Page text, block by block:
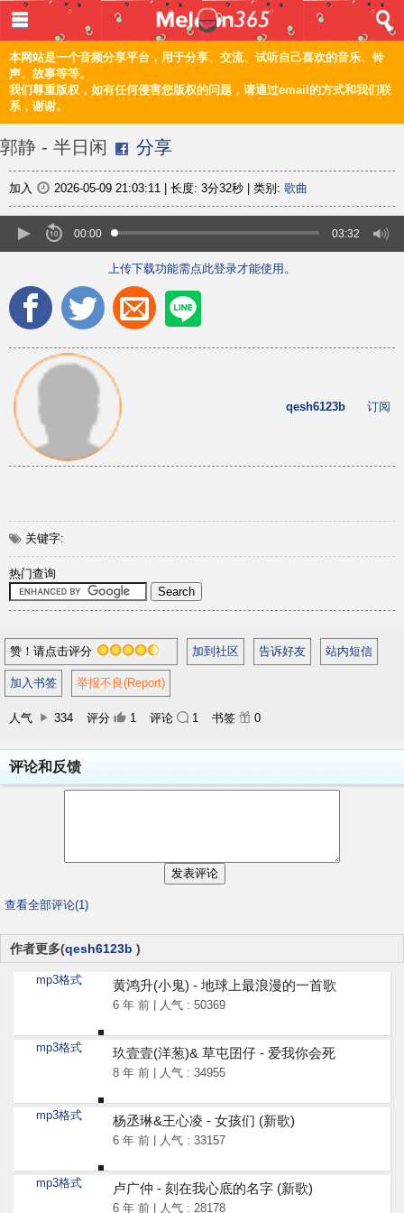
本网站是一个音频分享平台，用于分享、交流、试听自己喜欢的音乐、铃
声、故事等等。
我们尊重版权，如有任何侵害您版权的问题，请通过email的方式和我们联
系，谢谢。
郭静 - 半日闲 分享
加入 2026-05-09 21:03:11 长度: 3分32秒 类别: 歌曲
00:00 03:32
上传下载功能需点此登录才能使用。
qesh6123b 订阅
关键字:
热门查询
赞！请点击评分 加到社区 告诉好友 站内短信
加入书签 举报不良(Report)
人气 334 评分 1 评论 1 书签 0
评论和反馈
查看全部评论(1)
作者更多(qesh6123b )
mp3格式 黄鸿升(小鬼) - 地球上最浪漫的一首歌
6 年 前 | 人气 : 50369
mp3格式 玖壹壹(洋葱)& 草屯囝仔 - 爱我你会死
8 年 前 | 人气 : 34955
mp3格式 杨丞琳&王心凌 - 女孩们 (新歌)
6 年 前 | 人气 : 33157
mp3格式 卢广仲 - 刻在我心底的名字 (新歌)
6 年 前 | 人气 : 28178
登入 / 注册
首页
音乐
频道
编辑
正體
©2021 甜瓜365 Melon365 Melon365.com